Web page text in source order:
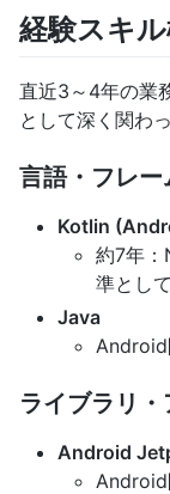
経験スキ
直近3～4年の業
として深く関わ
言語・フレー
Kotlin
約7年：
準とし
Java
Android
ライブラリ
Android
Android